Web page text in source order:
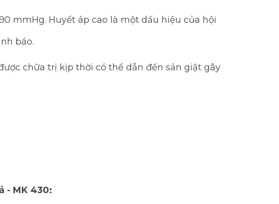
mmHg. Huyết áp cao là một dấu hiệu của hội
báo.
chữa trị kịp thời có thể dẫn đến sản giật gây
- MK 430: